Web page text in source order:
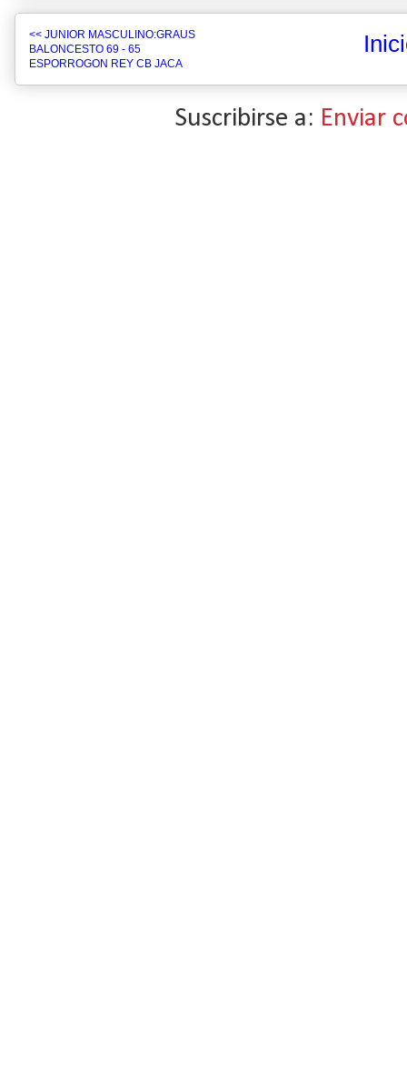
<< JUNIOR MASCULINO:GRAUS
BALONCESTO 69 - 65
ESPORROGON REY CB JACA
Suscribirse a: Enviar